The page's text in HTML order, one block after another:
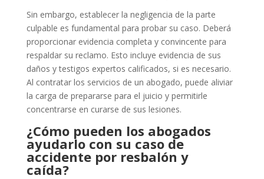
Sin embargo, establecer la negligencia de la parte
culpable es fundamental para probar su caso. Deberá
proporcionar evidencia completa y convincente para
respaldar su reclamo. Esto incluye evidencia de sus
daños y testigos expertos calificados, si es necesario.
Al contratar los servicios de un abogado, puede aliviar
la carga de prepararse para el juicio y permitirle
concentrarse en curarse de sus lesiones.
¿Cómo pueden los abogados
ayudarlo con su caso de
accidente por resbalón y
caída?